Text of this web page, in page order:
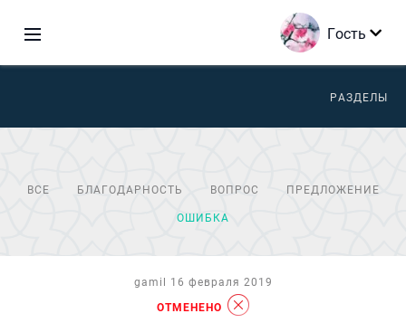
Гость
РАЗДЕЛЫ
ВСЕ БЛАГОДАРНОСТЬ ВОПРОС
ПРЕДЛОЖЕНИЕ
ОШИБКА
gamil 16 февраля 2019
ОТМЕНЕНО